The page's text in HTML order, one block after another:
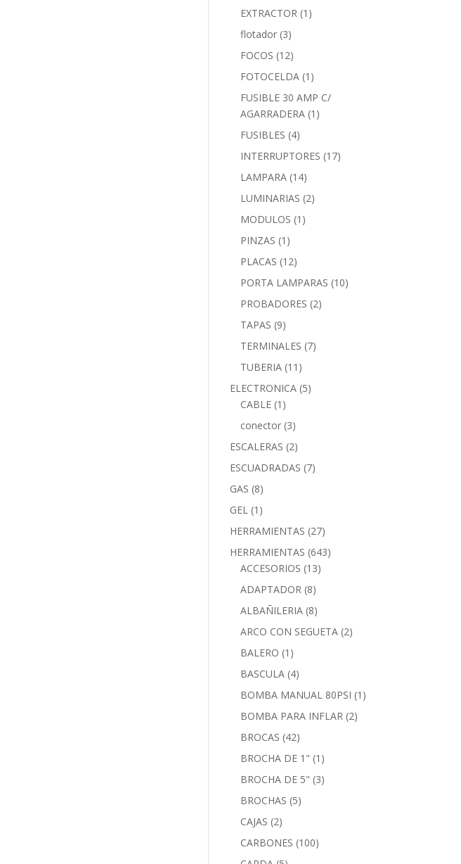
EXTRACTOR (1)
flotador (3)
FOCOS (12)
FOTOCELDA (1)
FUSIBLE 30 AMP C/
AGARRADERA (1)
FUSIBLES (4)
INTERRUPTORES (17)
LAMPARA (14)
LUMINARIAS (2)
MODULOS (1)
PINZAS (1)
PLACAS (12)
PORTA LAMPARAS (10)
PROBADORES (2)
TAPAS (9)
TERMINALES (7)
TUBERIA (11)
ELECTRONICA (5)
CABLE (1)
conector (3)
ESCALERAS (2)
ESCUADRADAS (7)
GAS (8)
GEL (1)
HERRAMIENTAS (27)
HERRAMIENTAS (643)
ACCESORIOS (13)
ADAPTADOR (8)
ALBAÑILERIA (8)
ARCO CON SEGUETA (2)
BALERO (1)
BASCULA (4)
BOMBA MANUAL 80PSI (1)
BOMBA PARA INFLAR (2)
BROCAS (42)
BROCHA DE 1" (1)
BROCHA DE 5" (3)
BROCHAS (5)
CAJAS (2)
CARBONES (100)